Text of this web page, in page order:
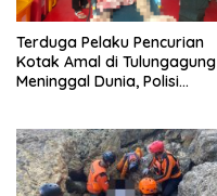
Terduga Pelaku Pencurian
Kotak Amal di Tulungagung
Meninggal Dunia, Polisi